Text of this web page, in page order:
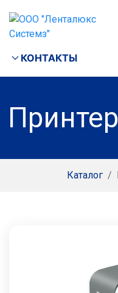
КОНТАКТЫ
Каталог /